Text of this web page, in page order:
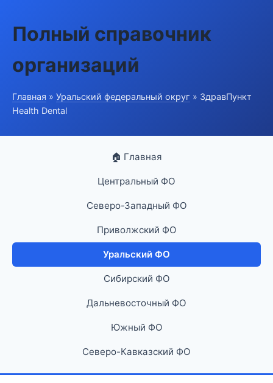
Полный справочник
организаций
Главная » Уральский федеральный округ » ЗдравПункт
Health Dental
🏠 Главная
Центральный ФО
Северо-Западный ФО
Приволжский ФО
Уральский ФО
Сибирский ФО
Дальневосточный ФО
Южный ФО
Северо-Кавказский ФО